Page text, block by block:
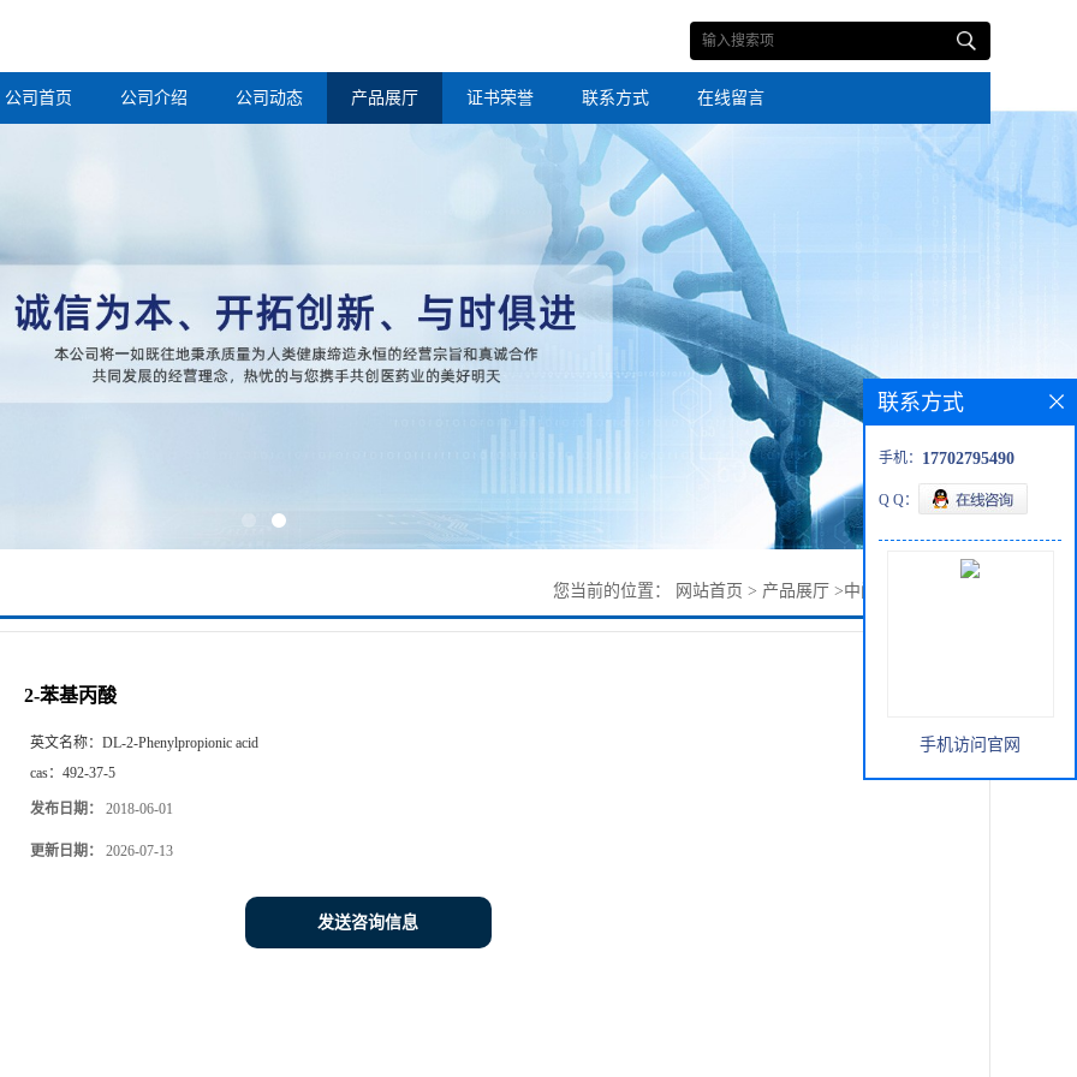
公司首页 公司介绍 公司动态 产品展厅 证书荣誉 联系方式 在线留言
您当前的位置： 网站首页 > 产品展厅 >中间体
2-苯基丙酸
英文名称： DL-2-Phenylpropionic acid
cas： 492-37-5
发布日期： 2018-06-01
更新日期： 2026-07-13
发送咨询信息
联系方式
手机： 17702795490
Q Q：
手机访问官网